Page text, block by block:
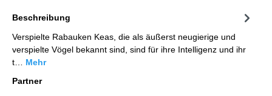
Beschreibung
Verspielte Rabauken Keas, die als äußerst neugierige und
verspielte Vögel bekannt sind, sind für ihre Intelligenz und ihr
t… Mehr
Partner